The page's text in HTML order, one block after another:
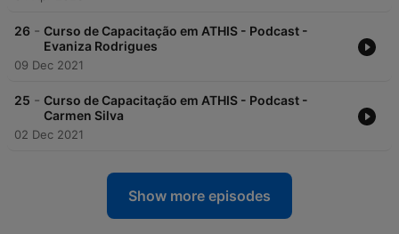
26 - Curso de Capacitação em ATHIS - Podcast -
Evaniza Rodrigues
09 Dec 2021
25 - Curso de Capacitação em ATHIS - Podcast -
Carmen Silva
02 Dec 2021
Show more episodes